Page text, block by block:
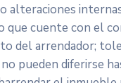
alteraciones
que cuente con el
del arrendador;
pueden diferirse